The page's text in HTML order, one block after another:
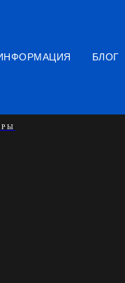
БЛОГ
Частный контент